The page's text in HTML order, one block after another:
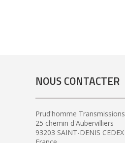
NOUS CONTACTER
Prud'homme Transmissions
25 chemin d'Aubervilliers
93203 SAINT-DENIS CEDEX